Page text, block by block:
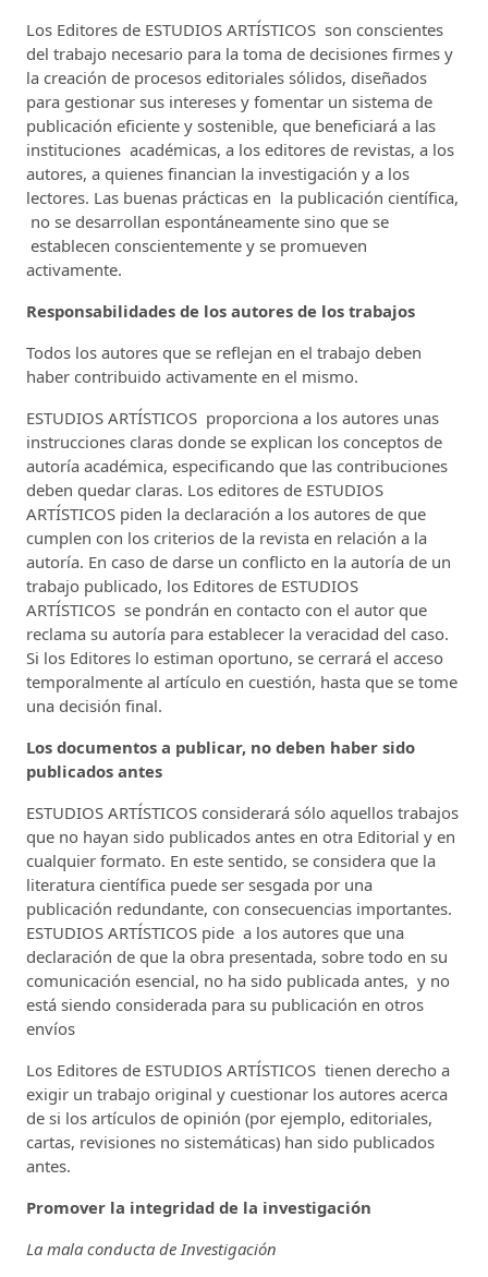
Los Editores de ESTUDIOS ARTÍSTICOS son conscientes
del trabajo necesario para la toma de decisiones firmes y
la creación de procesos editoriales sólidos, diseñados
para gestionar sus intereses y fomentar un sistema de
publicación eficiente y sostenible, que beneficiará a las
instituciones académicas, a los editores de revistas, a los
autores, a quienes financian la investigación y a los
lectores. Las buenas prácticas en la publicación científica,
no se desarrollan espontáneamente sino que se
establecen conscientemente y se promueven
activamente.
Responsabilidades de los autores de los trabajos
Todos los autores que se reflejan en el trabajo deben
haber contribuido activamente en el mismo.
ESTUDIOS ARTÍSTICOS proporciona a los autores unas
instrucciones claras donde se explican los conceptos de
autoría académica, especificando que las contribuciones
deben quedar claras. Los editores de ESTUDIOS
ARTÍSTICOS piden la declaración a los autores de que
cumplen con los criterios de la revista en relación a la
autoría. En caso de darse un conflicto en la autoría de un
trabajo publicado, los Editores de ESTUDIOS
ARTÍSTICOS se pondrán en contacto con el autor que
reclama su autoría para establecer la veracidad del caso.
Si los Editores lo estiman oportuno, se cerrará el acceso
temporalmente al artículo en cuestión, hasta que se tome
una decisión final.
Los documentos a publicar, no deben haber sido
publicados antes
ESTUDIOS ARTÍSTICOS considerará sólo aquellos trabajos
que no hayan sido publicados antes en otra Editorial y en
cualquier formato. En este sentido, se considera que la
literatura científica puede ser sesgada por una
publicación redundante, con consecuencias importantes.
ESTUDIOS ARTÍSTICOS pide a los autores que una
declaración de que la obra presentada, sobre todo en su
comunicación esencial, no ha sido publicada antes, y no
está siendo considerada para su publicación en otros
envíos
Los Editores de ESTUDIOS ARTÍSTICOS tienen derecho a
exigir un trabajo original y cuestionar los autores acerca
de si los artículos de opinión (por ejemplo, editoriales,
cartas, revisiones no sistemáticas) han sido publicados
antes.
Promover la integridad de la investigación
La mala conducta de Investigación